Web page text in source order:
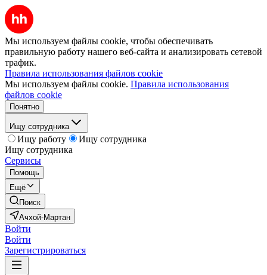
Мы используем файлы cookie, чтобы обеспечивать
правильную работу нашего веб-сайта и анализировать сетевой
трафик.
Правила использования файлов cookie
Мы используем файлы cookie. Правила использования
файлов cookie
Понятно
Ищу сотрудника
Ищу работу
Ищу сотрудника
Ищу сотрудника
Сервисы
Помощь
Ещё
Поиск
Ачхой-Мартан
Войти
Войти
Зарегистрироваться